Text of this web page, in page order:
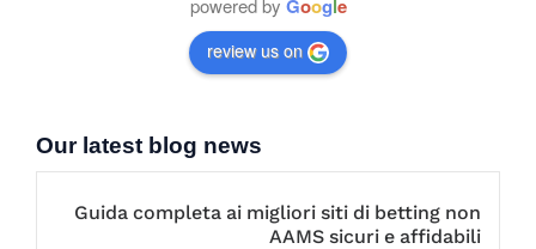
powered by Goog e
review us on
Our latest blog news
Guida completa ai migliori siti di betting non
AAMS sicuri e affidabili